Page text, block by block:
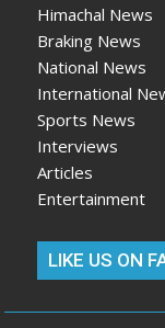
Himachal News
Braking News
National News
International
Sports News
Interviews
Articles
Entertainment
LIKE US ON